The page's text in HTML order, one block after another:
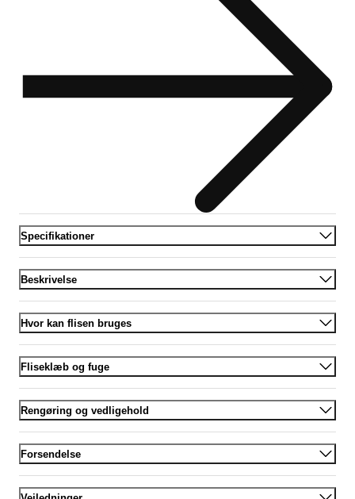
Specifikationer
Beskrivelse
Hvor kan flisen bruges
Fliseklæb og fuge
Rengøring og vedligehold
Forsendelse